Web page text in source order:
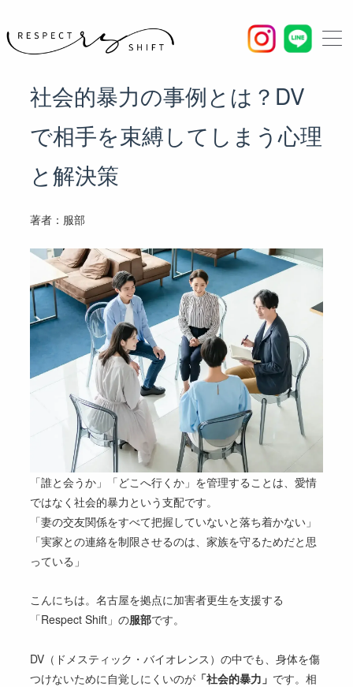
容
を
社会的暴力の事例とは？DV
で相手を束縛してしまう心理
と解決策
著者： 服部
「誰と会うか」「どこへ行くか」を管理することは、愛情
ではなく社会的暴力という支配です。
「妻の交友関係をすべて把握していないと落ち着かない」
「実家との連絡を制限させるのは、家族を守るためだと思
っている」
こんにちは。名古屋を拠点に加害者更生を支援する
「Respect Shift」の服部です。
DV（ドメスティック・バイオレンス）の中でも、身体を傷
つけないために自覚しにくいのが「社会的暴力」 です。相